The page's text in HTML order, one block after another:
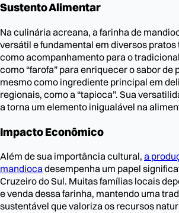
Sustento Alimentar
Na culinária acreana, a farinha de
versátil e fundamental em diversos pratos
como acompanhamento para o
como “farofa” para enriquecer o sabor de
mesmo como ingrediente principal em
regionais, como a “tapioca”. Sua
a torna um elemento inigualável na
Impacto Econômico
Além de sua importância cultural, a
mandiocadesempenha um papel
Cruzeiro do Sul. Muitas famílias locais
e venda dessa farinha, mantendo uma
sustentável que valoriza os recursos